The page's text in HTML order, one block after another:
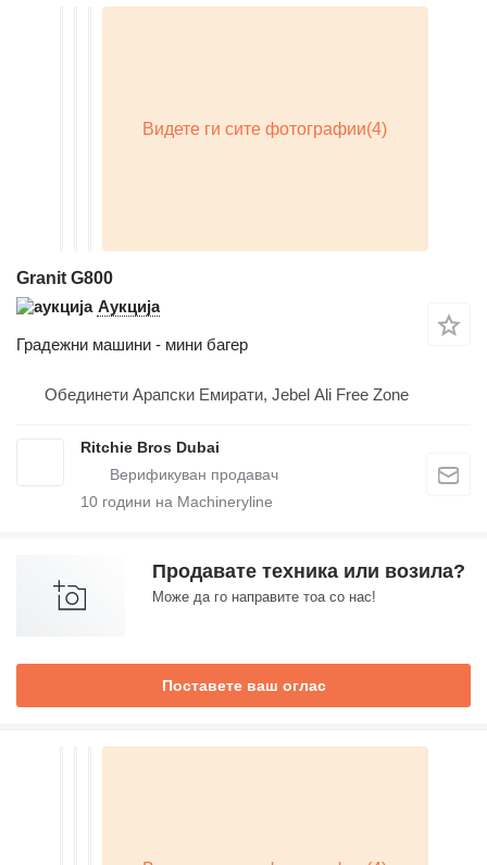
Granit G800
Аукција
Градежни машини - мини багер
Обединети Арапски Емирати, Jebel Ali Free Zone
Ritchie Bros Dubai
10 години на Machineryline
Продавате техника или возила?
Може да го направите тоа со нас!
Поставете ваш оглас